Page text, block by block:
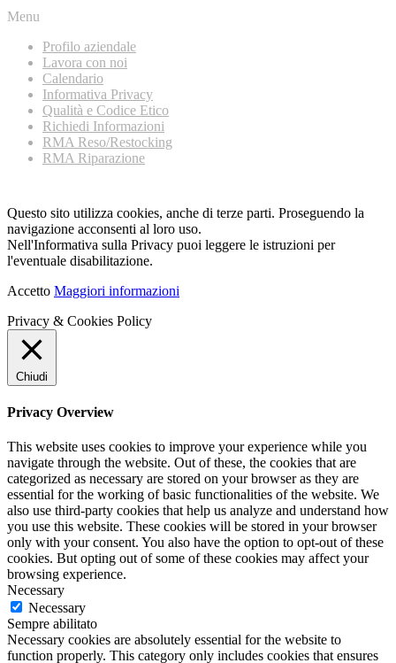
Menu
Profilo aziendale
Lavora con noi
Calendario
Informativa Privacy
Qualità e Codice Etico
Richiedi Informazioni
RMA Reso/Restocking
RMA Riparazione
Questo sito utilizza cookies, anche di terze parti. Proseguendo la
navigazione acconsenti al loro uso.
Nell'Informativa sulla Privacy puoi leggere le istruzioni per
l'eventuale disabilitazione.
Accetto Maggiori informazioni
Privacy & Cookies Policy
Chiudi
Privacy Overview
This website uses cookies to improve your experience while you
navigate through the website. Out of these, the cookies that are
categorized as necessary are stored on your browser as they are
essential for the working of basic functionalities of the website. We
also use third-party cookies that help us analyze and understand how
you use this website. These cookies will be stored in your browser
only with your consent. You also have the option to opt-out of these
cookies. But opting out of some of these cookies may affect your
browsing experience.
Necessary
Necessary
Sempre abilitato
Necessary cookies are absolutely essential for the website to
function properly. This category only includes cookies that ensures